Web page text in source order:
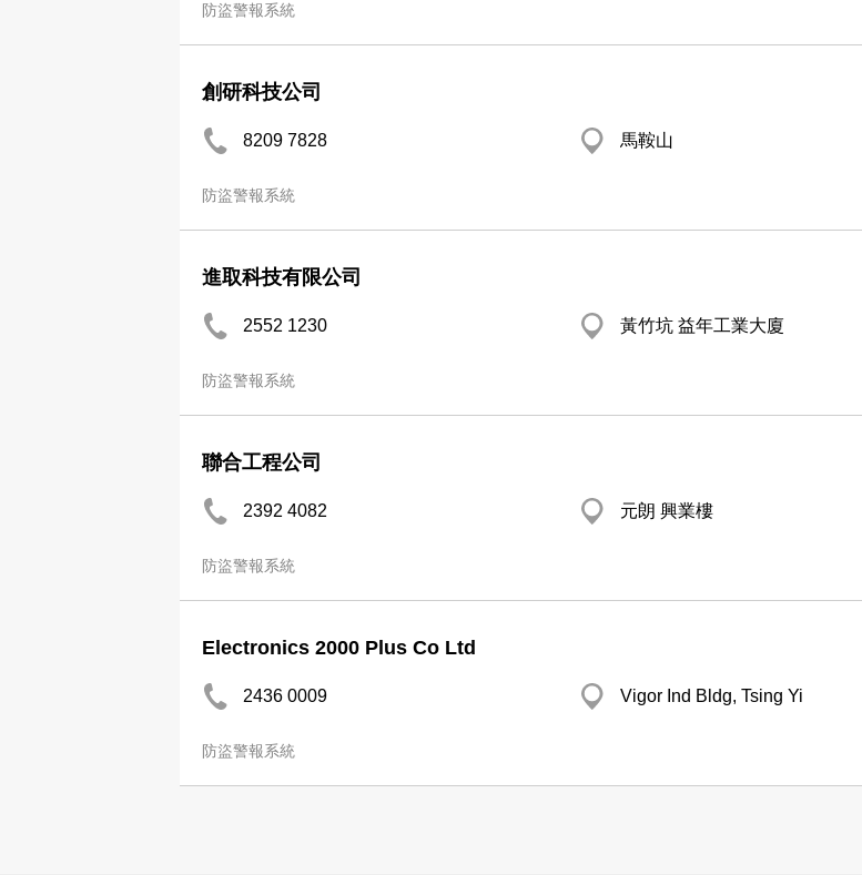
防盜警報系統
創研科技公司
8209 7828 馬鞍山
防盜警報系統
進取科技有限公司
2552 1230 黃竹坑 益年工業大廈
防盜警報系統
聯合工程公司
2392 4082 元朗 興業樓
防盜警報系統
Electronics 2000 Plus Co Ltd
2436 0009 Vigor Ind Bldg, Tsing Yi
防盜警報系統